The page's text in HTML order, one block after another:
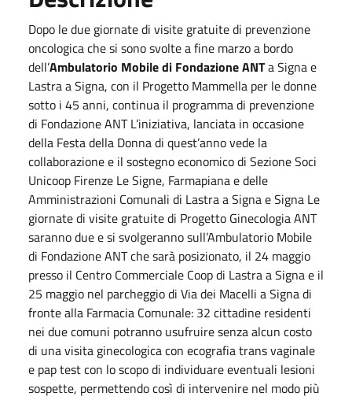
Dopo le due giornate di visite gratuite di prevenzione
oncologica che si sono svolte a fine marzo a bordo
dell’Ambulatorio Mobile di Fondazione ANTa Signa e
Lastra a Signa, con il Progetto Mammella per le donne
sotto i 45 anni, continua il programma di prevenzione
di Fondazione ANT L’iniziativa, lanciata in occasione
della Festa della Donna di quest’anno vede la
collaborazione e il sostegno economico di Sezione Soci
Unicoop Firenze Le Signe, Farmapiana e delle
Amministrazioni Comunali di Lastra a Signa e Signa Le
giornate di visite gratuite di Progetto Ginecologia ANT
saranno due e si svolgeranno sull’Ambulatorio Mobile
di Fondazione ANT che sarà posizionato, il 24 maggio
presso il Centro Commerciale Coop di Lastra a Signa e il
25 maggio nel parcheggio di Via dei Macelli a Signa di
fronte alla Farmacia Comunale: 32 cittadine residenti
nei due comuni potranno usufruire senza alcun costo
di una visita ginecologica con ecografia trans vaginale
e pap test con lo scopo di individuare eventuali lesioni
sospette, permettendo così di intervenire nel modo più